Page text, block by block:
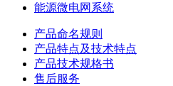
能源微电网系统
产品命名规则
产品特点及技术特点
产品技术规格书
售后服务